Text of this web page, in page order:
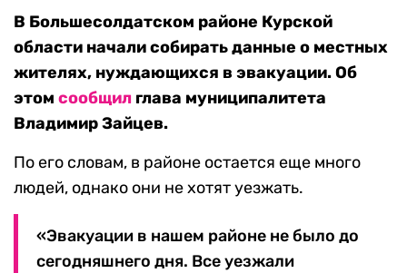
В Большесолдатском районе Курской
области начали собирать данные о местных
жителях, нуждающихся в эвакуации. Об
этом сообщил глава муниципалитета
Владимир Зайцев.
По его словам, в районе остается еще много
людей, однако они не хотят уезжать.
«Эвакуации в нашем районе не было до
сегодняшнего дня. Все уезжали